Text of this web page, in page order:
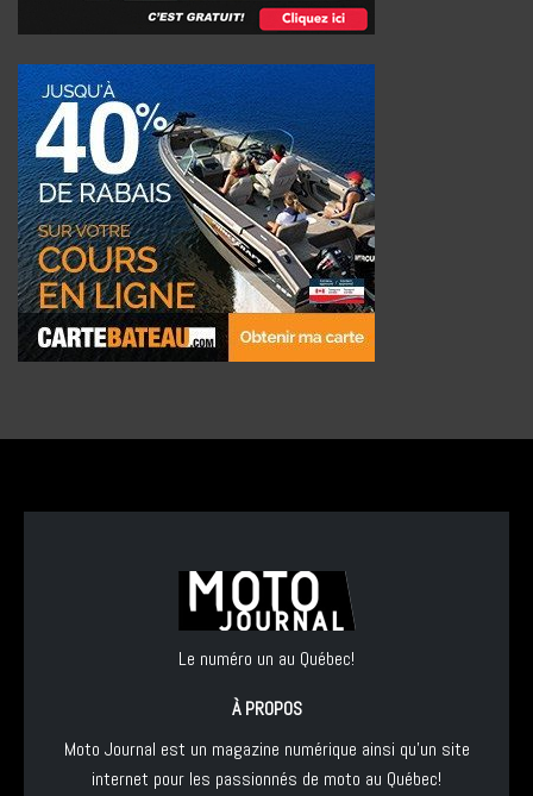
Le numéro un au Québec!
À PROPOS
Moto Journal est un magazine numérique ainsi qu'un site
internet pour les passionnés de moto au Québec!